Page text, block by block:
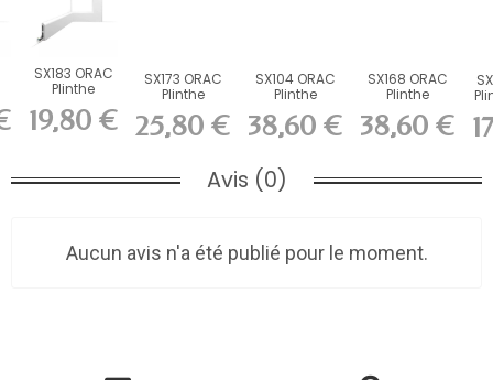
SX183 ORAC
Plinthe
Duropolymer
L200 x H7,5...
19,80 €
SX173 ORAC
Plinthe
Duropolymer
L200 x H10...
25,80 €
SX104 ORAC
Plinthe
Duropolymer
L200 x...
38,60 €
SX168 ORAC
Plinthe
Duropolymer
L200 x...
38,60 €
Avis (0)
Aucun avis n'a été publié pour le moment.